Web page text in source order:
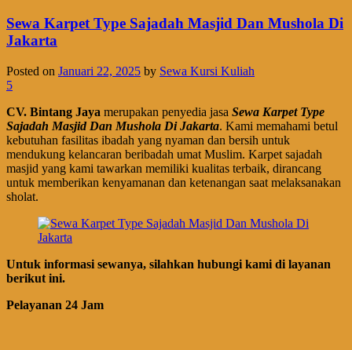
Sewa Karpet Type Sajadah Masjid Dan Mushola Di
Jakarta
Posted on Januari 22, 2025 by Sewa Kursi Kuliah
5
CV. Bintang Jaya merupakan penyedia jasa Sewa Karpet Type
Sajadah Masjid Dan Mushola Di Jakarta. Kami memahami betul
kebutuhan fasilitas ibadah yang nyaman dan bersih untuk
mendukung kelancaran beribadah umat Muslim. Karpet sajadah
masjid yang kami tawarkan memiliki kualitas terbaik, dirancang
untuk memberikan kenyamanan dan ketenangan saat melaksanakan
sholat.
Untuk informasi sewanya, silahkan hubungi kami di layanan
berikut ini.
Pelayanan 24 Jam